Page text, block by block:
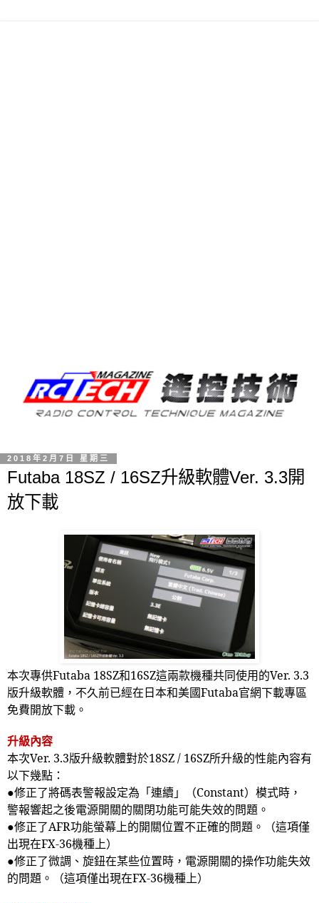
2018年2月7日 星期三
Futaba 18SZ / 16SZ升級軟體Ver. 3.3開
放下載
本次專供Futaba 18SZ和16SZ這兩款機種共同使用的Ver. 3.3
版升級軟體，不久前已經在日本和美國Futaba官網下載專區
免費開放下載。
升級內容
本次Ver. 3.3版升級軟體對於18SZ / 16SZ所升級的性能內容有
以下幾點：
●修正了將碼表警報設定為「連續」（Constant）模式時，
警報響起之後電源開關的關閉功能可能失效的問題。
●修正了AFR功能螢幕上的開關位置不正確的問題。（這項僅
出現在FX-36機種上）
●修正了微調、旋鈕在某些位置時，電源開關的操作功能失效
的問題。（這項僅出現在FX-36機種上）